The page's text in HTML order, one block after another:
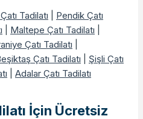
Tadilatı
Pendik Çatı
Maltepe Çatı Tadilatı
Çatı Tadilatı
Çatı Tadilatı
Şişli Çatı
Adalar Çatı Tadilatı
İçin Ücretsiz